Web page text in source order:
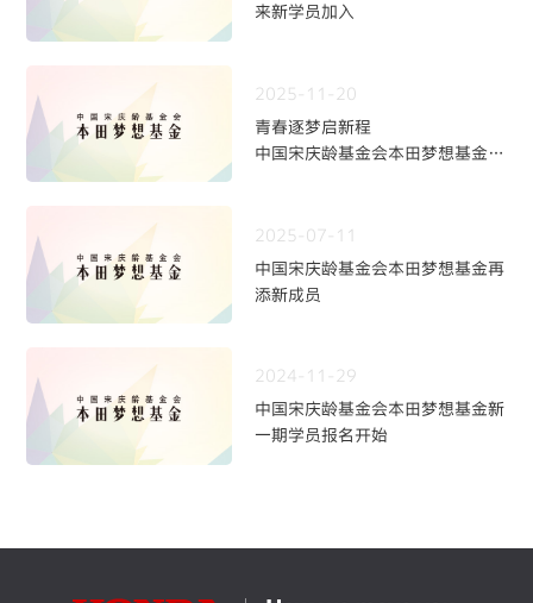
来新学员加入
2025-11-20
青春逐梦启新程
中国宋庆龄基金会本田梦想基金第
2025-07-11
中国宋庆龄基金会本田梦想基金再
添新成员
2024-11-29
中国宋庆龄基金会本田梦想基金新
一期学员报名开始